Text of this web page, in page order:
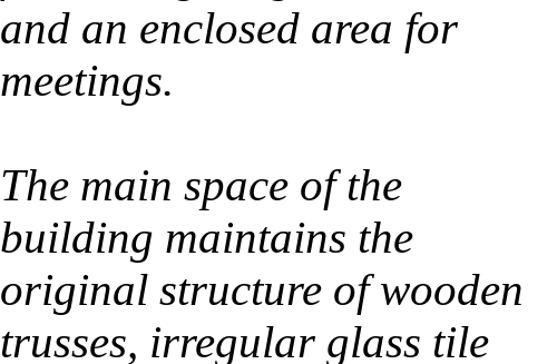
and an enclosed area for
meetings.
The main space of the
building maintains the
original structure of wooden
trusses, irregular glass tile